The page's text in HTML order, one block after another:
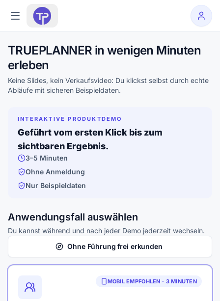
TRUEPLANNER in wenigen Minuten
erleben
Keine Slides, kein Verkaufsvideo: Du klickst selbst durch echte
Abläufe mit sicheren Beispieldaten.
INTERAKTIVE PRODUKTDEMO
Geführt vom ersten Klick bis zum
sichtbaren Ergebnis.
3–5 Minuten
Ohne Anmeldung
Nur Beispieldaten
Anwendungsfall auswählen
Du kannst während und nach jeder Demo jederzeit wechseln.
Ohne Führung frei erkunden
MOBIL EMPFOHLEN · 3 MINUTEN